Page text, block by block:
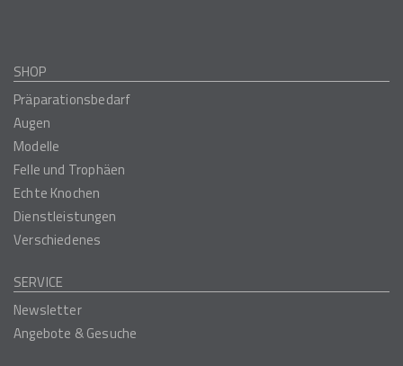
SHOP
Präparationsbedarf
Augen
Modelle
Felle und Trophäen
Echte Knochen
Dienstleistungen
Verschiedenes
SERVICE
Newsletter
Angebote & Gesuche